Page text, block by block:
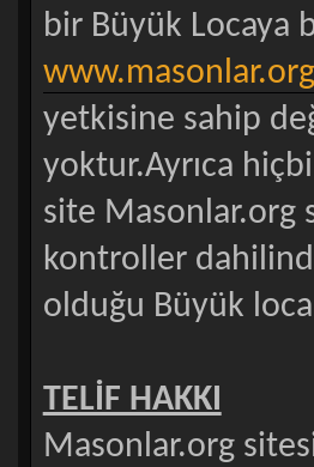
bir Büyük Locaya
www.masonlar.org
yetkisine sahip
yoktur.Ayrıca
site Masonlar.org
kontroller
olduğu Büyük
TELİF HAKKI
Masonlar.org